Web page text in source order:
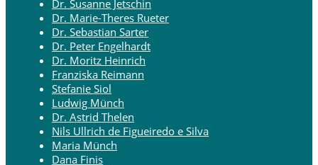
Dr. Susanne Jetschin
Dr. Marie-Theres Rueter
Dr. Sebastian Sarter
Dr. Peter Engelhardt
Dr. Moritz Heinrich
Franziska Reimann
Stefanie Siol
Ludwig Münch
Dr. Astrid Thelen
Nils Ullrich de Figueiredo e Silva
Maria Münch
Dana Finis